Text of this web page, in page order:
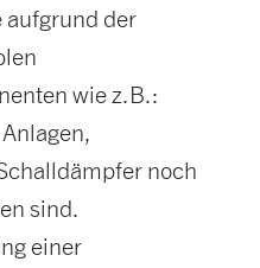
aufgrund der
wie z.B.:
noch
sind.
einer